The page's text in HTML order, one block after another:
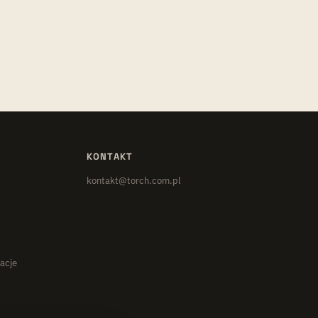
KONTAKT
kontakt@torch.com.pl